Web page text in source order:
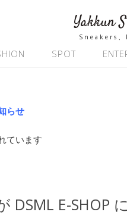
Yakkun
Sneakers
SPOT
らせ
ています
DSML E-SHOP